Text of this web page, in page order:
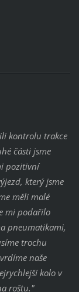
kontrolu trakce
části jsme
pozitivní
který jsme
měli malé
mi podařilo
pneumatikami,
trochu
naše
kolo v
roštu."